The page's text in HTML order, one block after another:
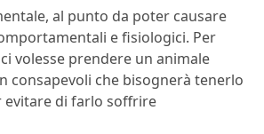
al punto da poter causare
e fisiologici. Per
volesse prendere un animale
consapevoli che bisognerà tenerlo
evitare di farlo soffrire